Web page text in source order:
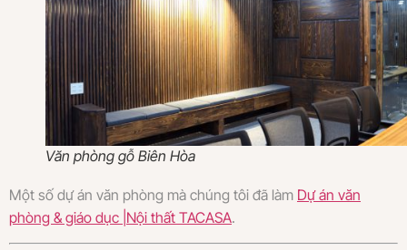
Văn phòng gỗ Biên Hòa
Một số dự án văn phòng mà chúng tôi đã làm Dự án văn
phòng & giáo dục |Nội thất TACASA.